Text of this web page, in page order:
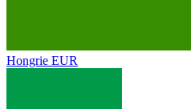
Hongrie EUR